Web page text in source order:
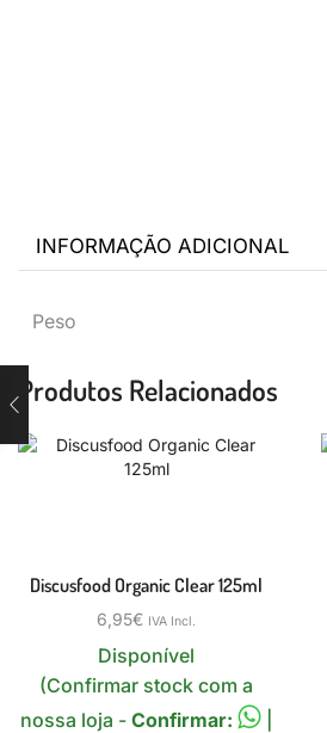
INFORMAÇÃO ADICIONAL
Peso
Produtos Relacionados
Discusfood Organic Clear 125ml
6,95€ IVA Incl.
Disponível
(Confirmar stock com a
nossa loja - Confirmar:
|